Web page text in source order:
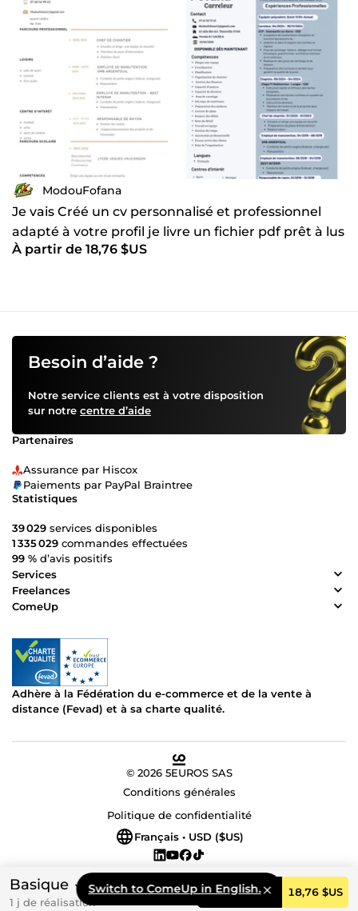
Basique
1 j de réalisation
Commander 18,76 $US
ModouFofana
Je vais Créé un cv personnalisé et professionnel
adapté à votre profil je livre un fichier pdf prêt à lus
À partir de 18,76 $US
Switch to ComeUp in English.
Besoin d’aide ?
Notre service clients est à votre disposition
sur notre centre d’aide
Partenaires
Assurance par Hiscox
Paiements par PayPal Braintree
Statistiques
39 029 services disponibles
1 335 029 commandes effectuées
99 % d’avis positifs
Services
Freelances
ComeUp
Adhère à la Fédération du e-commerce et de la vente à
distance (Fevad) et à sa charte qualité.
© 2026 5EUROS SAS
Conditions générales
Politique de confidentialité
Français • USD ($US)